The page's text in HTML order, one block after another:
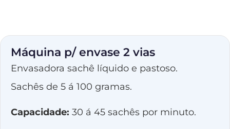
Máquina p/ envase 2 vias
Envasadora sachê líquido e pastoso.
Sachês de 5 á 100 gramas.
Capacidade: 30 á 45 sachês por minuto.